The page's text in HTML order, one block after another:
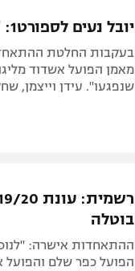
יובל נעים לספורט1: "הפועל אשדוד תתבע את ההתאחדות"
מאמן הפועל אשדוד
שנפגעו". עידן וייצמן,
בוטלה
ההתאחדות אישרה:
הפועל כפר שלם והפועל